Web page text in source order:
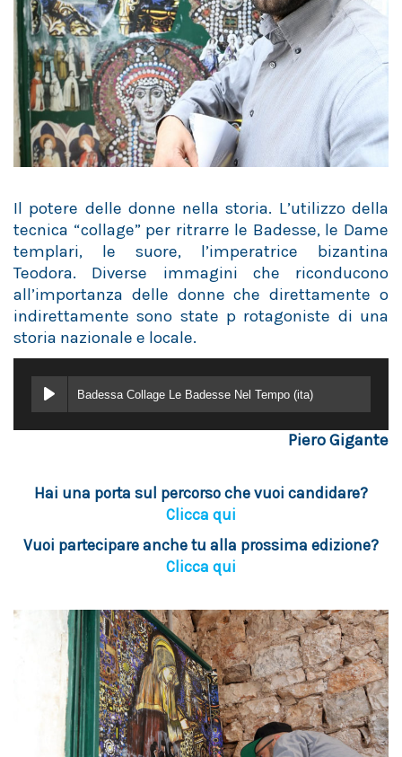
Il potere delle donne nella storia. L’utilizzo della
tecnica “collage” per ritrarre le Badesse, le Dame
templari, le suore, l’imperatrice bizantina
Teodora. Diverse immagini che riconducono
all’importanza delle donne che direttamente o
indirettamente sono state p rotagoniste di una
storia nazionale e locale.
Badessa Collage Le Badesse Nel Tempo (ita)
Piero Gigante
Hai una porta sul percorso che vuoi candidare?
Clicca qui
Vuoi partecipare anche tu alla prossima edizione?
Clicca qui